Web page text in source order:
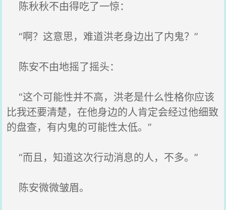
陈秋秋不由得吃了一惊：
“啊？这意思，难道洪老身边出了内鬼？”
陈安不由地摇了摇头：
“这个可能性并不高，洪老是什么性格你应该
比我还要清楚，在他身边的人肯定会经过他细致
的盘查，有内鬼的可能性太低。”
“而且，知道这次行动消息的人，不多。”
陈安微微皱眉。